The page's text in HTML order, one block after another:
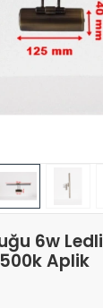
6w
Aplik